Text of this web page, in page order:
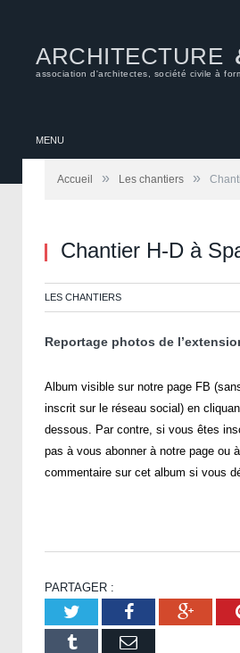
ARCHITECTURE
association d'architectes, société civile à
MENU
Accueil » Les chantiers »
Chantier H-D à
LES CHANTIERS
Reportage photos de
Album visible sur notre page FB
inscrit sur le réseau social) en
dessous. Par contre, si vous êtes
pas à vous abonner à notre page ou
commentaire sur cet album si vous
PARTAGER :
TwitterFacebook
Tumblr Email